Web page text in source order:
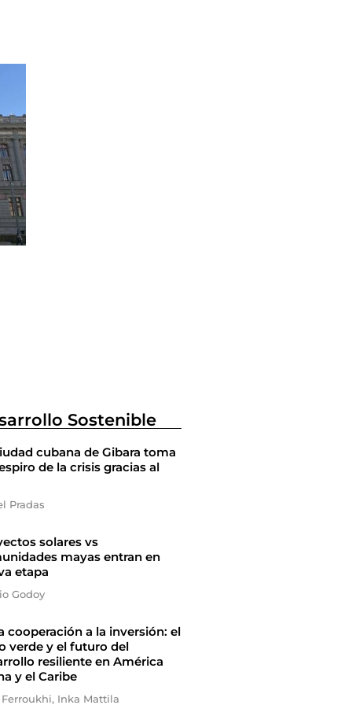
Sostenible
cubana de Gibara toma
de la crisis gracias al
Pradas
solares vs
mayas entran en
etapa
Godoy
cooperación a la inversión: el
verde y el futuro del
resiliente en América
y el Caribe
Ferroukhi, Inka Mattila